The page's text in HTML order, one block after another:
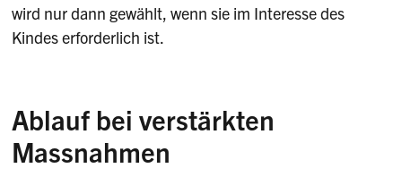
speziellen Lernumfeld umgesetzt werden. Sie
zielen darauf ab, diesen Schülern und
ausserhalb der Regelklasse spezifische
Unterstützung erhalten.
wird nur dann gewählt, wenn sie im Interesse des
Kindes erforderlich ist.
Ablauf bei verstärkten
Massnahmen